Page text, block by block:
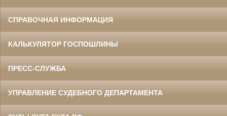
СПРАВОЧНАЯ ИНФОРМАЦИЯ
КАЛЬКУЛЯТОР ГОСПОШЛИНЫ
ПРЕСС-СЛУЖБА
УПРАВЛЕНИЕ СУДЕБНОГО ДЕПАРТАМЕНТА